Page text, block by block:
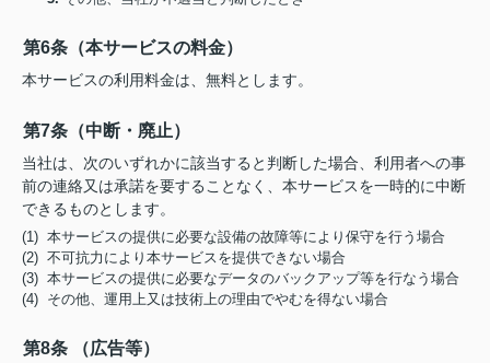
第6条（本サービスの料金）
本サービスの利用料金は、無料とします。
第7条（中断・廃止）
当社は、次のいずれかに該当すると判断した場合、利用者への事
前の連絡又は承諾を要することなく、本サービスを一時的に中断
できるものとします。
(1) 本サービスの提供に必要な設備の故障等により保守を行う場合
(2) 不可抗力により本サービスを提供できない場合
(3) 本サービスの提供に必要なデータのバックアップ等を行なう場合
(4) その他、運用上又は技術上の理由でやむを得ない場合
第8条 （広告等）